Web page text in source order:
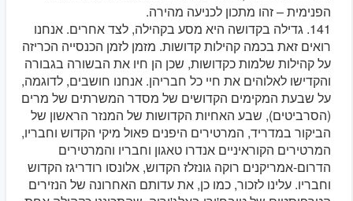
הפנימית – זהו מתכון לכניעה מהירה.
141. גדילה בקדושה היא מסע בקהילה, לצד אחרים. אנחנו
רואים זאת בכמה קהילות קדושות. מזמן לזמן הכנסייה הכריזה
על קהילות שלמות כקדושות, שכן הן חיו את הבשורה בגבורה
והקדישו לאלוהים את חיי כל חבריהן. אנחנו חושבים, לדוגמה,
על שבעת המקימים הקדושים של מסדר המשרתים של מרים
(הסרביטים), שבע האחיות הקדושות של המנזר הראשון של
הביקור במדריד, המרטירים היפנים פאול מיקי הקדוש וחבריו,
המרטירים הקוראיניים אנדרו טאגון וחבריו והמרטירים
הדרום-אמריקנים רוקה גונזלז הקדוש, אלונסו רודריגז הקדוש
וחבריו. עלינו לזכור, כמו כן, את עדותם האחרונה של הנזירים